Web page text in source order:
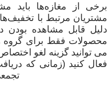
برخی از مغازه‌ها باید
مشتریان مرتبط با
دلیل قابل مشاهده
می توانید گزینه لغو
فعال کنید (زمانی که